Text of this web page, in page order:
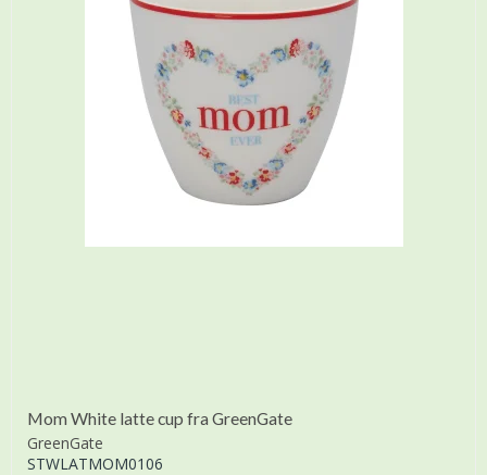
Mom White latte cup fra GreenGate
GreenGate
STWLATMOM0106